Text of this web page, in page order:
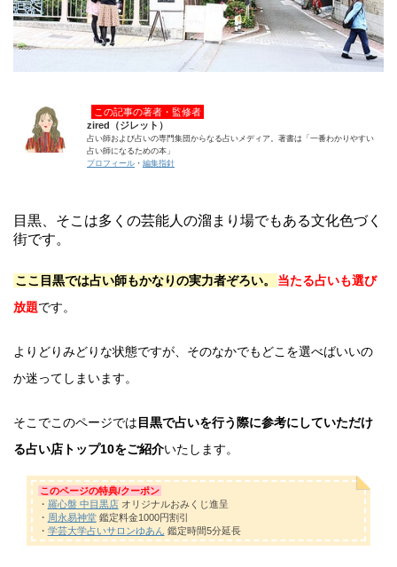
この記事の著者・監修者
zired（ジレット）
占い師および占いの専門集団からなる占いメディア。著書は「一番わかりやすい
占い師になるための本」
プロフィール ・ 編集指針
目黒、そこは多くの芸能人の溜まり場でもある文化色づく
街です。
ここ目黒では占い師もかなりの実力者ぞろい。
当たる占いも選び
放題です。
よりどりみどりな状態ですが、そのなかでもどこを選べばいいの
か迷ってしまいます。
そこでこのページでは 目黒で占いを行う際に参考にしていただけ
る占い店トップ10をご紹介いたします。
このページの特典/クーポン
・ 羅心盤 中目黒店オリジナルおみくじ進呈
・ 周永易神堂鑑定料金1000円割引
・ 学芸大学占いサロンゆあん 鑑定時間5分延長